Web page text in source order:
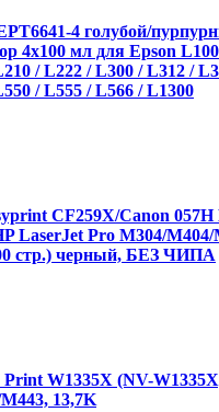
4 голубой/
4x100 мл для Epson
/ L222 / L300 / L312 /
/ L555 / L566 / L1300
CF259X/Canon
LaserJet Pro M304/M404/
стр.) черный, БЕЗ ЧИПА
W1335X (NV-
13,7K